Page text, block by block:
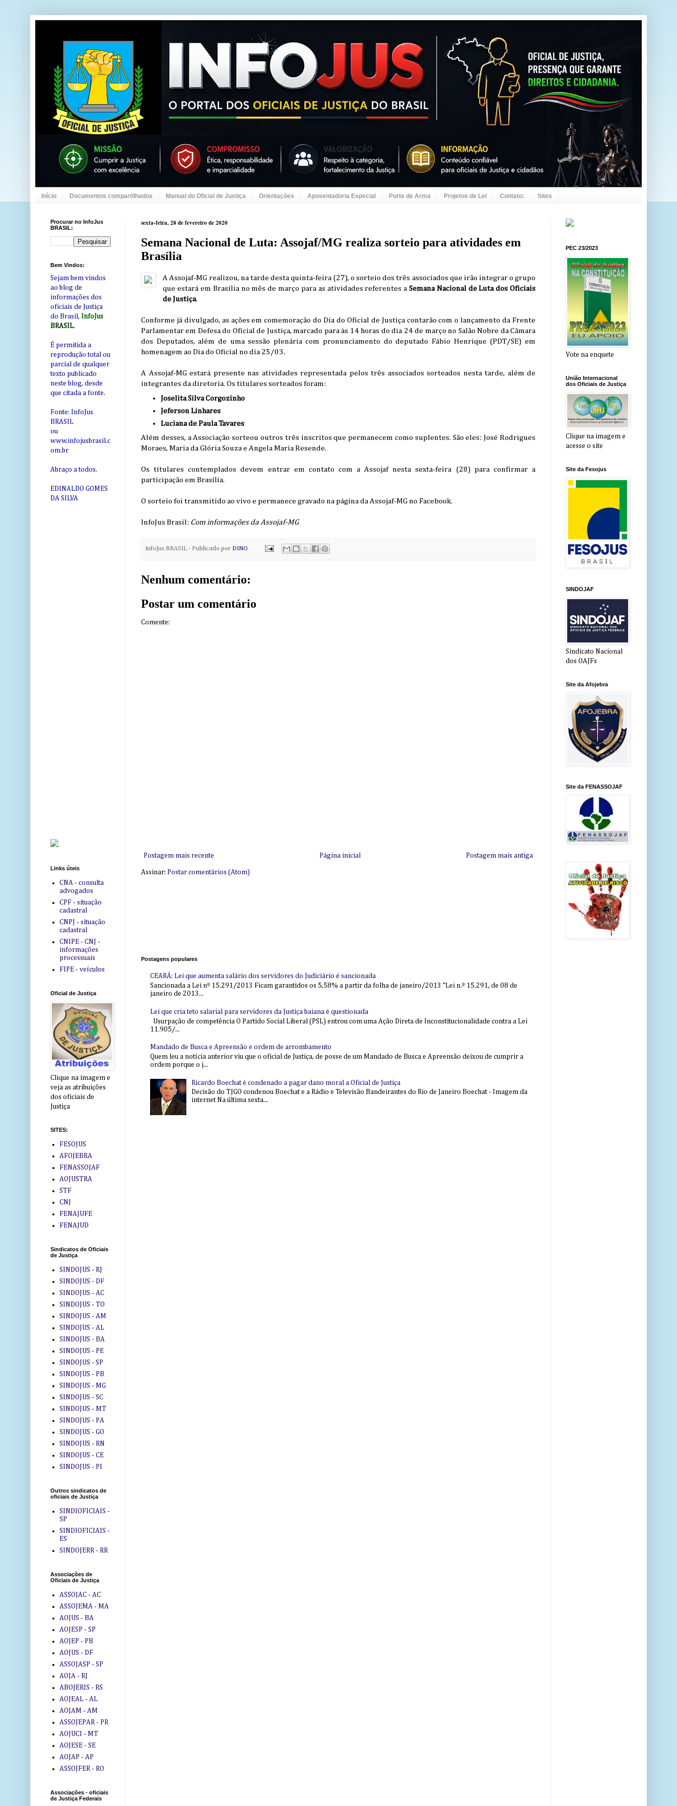
Início Documentos compartilhados Manual do Oficial de Justiça Orientações Aposentadoria Especial Porte de Arma Projetos de Lei Contato: Sites
sexta-feira, 28 de fevereiro de 2020
Semana Nacional de Luta: Assojaf/MG realiza sorteio para atividades em
Brasília
A Assojaf-MG realizou, na tarde desta quinta-feira (27), o sorteio dos três associados que irão integrar o grupo
que estará em Brasília no mês de março para as atividades referentes a Semana Nacional de Luta dos Oficiais
de Justiça.
Conforme já divulgado, as ações em comemoração do Dia do Oficial de Justiça contarão com o lançamento da Frente
Parlamentar em Defesa do Oficial de Justiça, marcado para às 14 horas do dia 24 de março no Salão Nobre da Câmara
dos Deputados, além de uma sessão plenária com pronunciamento do deputado Fábio Henrique (PDT/SE) em
homenagem ao Dia do Oficial no dia 25/03.
A Assojaf-MG estará presente nas atividades representada pelos três associados sorteados nesta tarde, além de
integrantes da diretoria. Os titulares sorteados foram:
Joselita Silva Corgozinho
Jeferson Linhares
Luciana de Paula Tavares
Além desses, a Associação sorteou outros três inscritos que permanecem como suplentes. São eles: José Rodrigues
Moraes, Maria da Glória Souza e Angela Maria Resende.
Os titulares contemplados devem entrar em contato com a Assojaf nesta sexta-feira (28) para confirmar a
participação em Brasília.
O sorteio foi transmitido ao vivo e permanece gravado na página da Assojaf-MG no Facebook.
InfoJus Brasil: Com informações da Assojaf-MG
InfoJus BRASIL - Publicado por DINO
Nenhum comentário:
Postar um comentário
Comente:
Postagem mais recente Postagem mais antiga
Página inicial
Assinar: Postar comentários (Atom)
Postagens populares
CEARÁ: Lei que aumenta salário dos servidores do Judiciário é sancionada
Sancionada a Lei nº 15.291/2013 Ficam garantidos os 5,58% a partir da folha de janeiro/2013 “Lei n.º 15.291, de 08 de
janeiro de 2013...
Lei que cria teto salarial para servidores da Justiça baiana é questionada
Usurpação de competência O Partido Social Liberal (PSL) entrou com uma Ação Direta de Inconstitucionalidade contra a Lei
11.905/...
Mandado de Busca e Apreensão e ordem de arrombamento
Quem leu a notícia anterior viu que o oficial de Justiça, de posse de um Mandado de Busca e Apreensão deixou de cumprir a
ordem porque o j...
Ricardo Boechat é condenado a pagar dano moral a Oficial de Justiça
Decisão do TJGO condenou Boechat e a Rádio e Televisão Bandeirantes do Rio de Janeiro Boechat - Imagem da
internet Na última sexta...
Procurar no InfoJus
BRASIL:
Bem Vindos:
Sejam bem vindos
ao blog de
informações dos
oficiais de Justiça
do Brasil, InfoJus
BRASIL.
É permitida a
reprodução total ou
parcial de qualquer
texto publicado
neste blog, desde
que citada a fonte.
Fonte: InfoJus
BRASIL
ou
www.infojusbrasil.c
om.br
Abraço a todos.
EDINALDO GOMES
DA SILVA
Links úteis
CNA - consulta
advogados
CPF - situação
cadastral
CNPJ - situação
cadastral
CNIPE - CNJ -
informações
processuais
FIPE - veículos
Oficial de Justiça
Clique na imagem e
veja as atribuições
dos oficiais de
Justiça
SITES:
FESOJUS
AFOJEBRA
FENASSOJAF
AOJUSTRA
STF
CNJ
FENAJUFE
FENAJUD
Sindicatos de Oficiais
de Justiça
SINDOJUS - RJ
SINDOJUS - DF
SINDOJUS - AC
SINDOJUS - TO
SINDOJUS - AM
SINDOJUS - AL
SINDOJUS - BA
SINDOJUS - PE
SINDOJUS - SP
SINDOJUS - PB
SINDOJUS - MG
SINDOJUS - SC
SINDOJUS - MT
SINDOJUS - PA
SINDOJUS - GO
SINDOJUS - RN
SINDOJUS - CE
SINDOJUS - PI
Outros sindicatos de
oficiais de Justiça
SINDIOFICIAIS -
SP
SINDIOFICIAIS -
ES
SINDOJERR - RR
Associações de
Oficiais de Justiça
ASSOJAC - AC
ASSOJEMA - MA
AOJUS - BA
AOJESP - SP
AOJEP - PB
AOJUS - DF
ASSOJASP - SP
AOJA - RJ
ABOJERIS - RS
AOJEAL - AL
AOJAM - AM
ASSOJEPAR - PR
AOJUCI - MT
AOJESE - SE
AOJAP - AP
ASSOJFER - RO
Associações - oficiais
de Justiça Federais
PEC 23/2023
Vote na enquete
União Internacional
dos Oficiais de Justiça
Clique na imagem e
acesse o site
Site da Fesojus
SINDOJAF
Sindicato Nacional
dos OAJFs
Site da Afojebra
Site da FENASSOJAF